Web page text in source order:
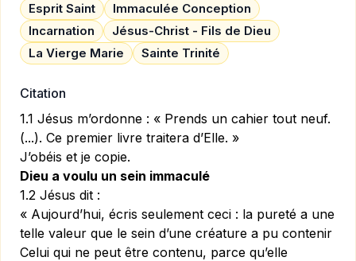
Esprit Saint
Immaculée Conception
Incarnation
Jésus-Christ - Fils de Dieu
La Vierge Marie
Sainte Trinité
Citation
1.1 Jésus m’ordonne : « Prends un cahier tout neuf.
(...). Ce premier livre traitera d’Elle. »
J’obéis et je copie.
Dieu a voulu un sein immaculé
1.2 Jésus dit :
« Aujourd’hui, écris seulement ceci : la pureté a une
telle valeur que le sein d’une créature a pu contenir
Celui qui ne peut être contenu, parce qu’elle